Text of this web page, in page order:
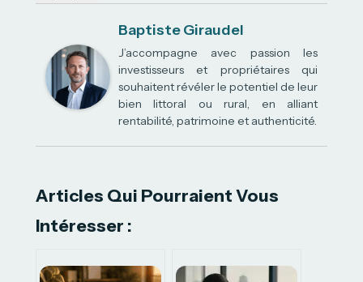
Baptiste Giraudel
J’accompagne avec passion les
investisseurs et propriétaires qui
souhaitent révéler le potentiel de leur
bien littoral ou rural, en alliant
rentabilité, patrimoine et authenticité.
Articles Qui Pourraient Vous
Intéresser :